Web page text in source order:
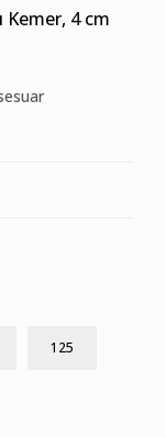
Kemer, 4 cm
125